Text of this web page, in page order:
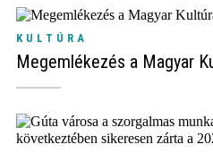
KULTÚRA
Megemlékezés a Magyar